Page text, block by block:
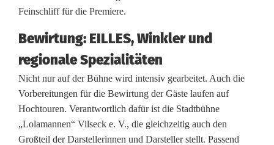
p
i
e
l
e
a
Feinschliff für die Premiere.
Bewirtung: EILLES, Winkler und
regionale Spezialitäten
Nicht nur auf der Bühne wird intensiv gearbeitet. Auch die
Vorbereitungen für die Bewirtung der Gäste laufen auf
Hochtouren. Verantwortlich dafür ist die Stadtbühne
„Lolamannen“ Vilseck e. V., die gleichzeitig auch den
Großteil der Darstellerinnen und Darsteller stellt. Passend